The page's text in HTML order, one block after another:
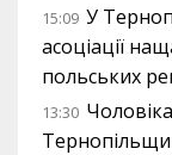
15:09 У
асоціації
польських
13:30